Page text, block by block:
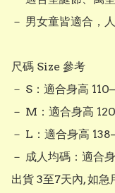
－ 男女童皆適合，
尺碼 Size 參考
－ S：適合身高
－ M：適合身高
－ L：適合身高
－ 成人均碼：適合
出貨 3至7天內, 如